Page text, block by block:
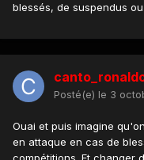
blessés, de suspendus
Posté(e) le 3
Ouai et puis imagine
en attaque en cas de